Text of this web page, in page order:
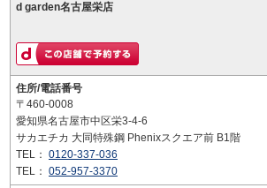
d garden名古屋栄店
住所/電話番号
〒460-0008
愛知県名古屋市中区栄3-4-6
サカエチカ 大同特殊鋼 Phenixスクエア前 B1階
TEL： 0120-337-036
TEL： 052-957-3370